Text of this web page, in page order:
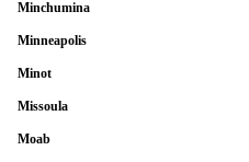
Minchumina
Minneapolis
Minot
Missoula
Moab